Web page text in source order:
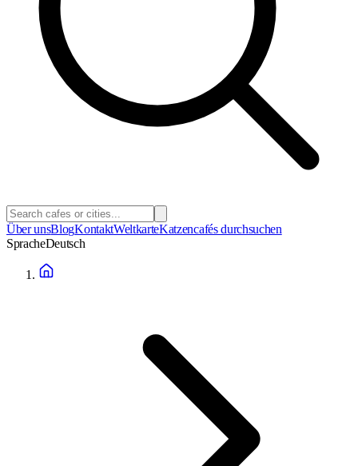
Über unsBlogKontaktWeltkarteKatzencafés durchsuchen
SpracheDeutsch